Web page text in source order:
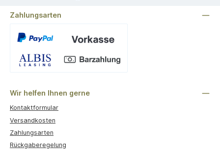
Zahlungsarten
Wir helfen Ihnen gerne
Kontaktformular
Versandkosten
Zahlungsarten
Rückgaberegelung